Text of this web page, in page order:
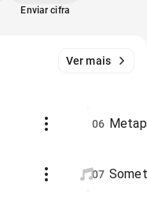
Enviar cifra
Ver mais
06
07